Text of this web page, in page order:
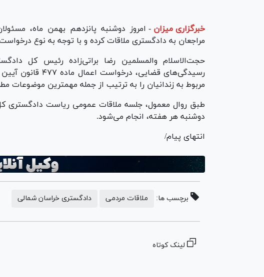
خبرگزاری میزان -
مراجعان به دادگستری ملاقات کرده و با توجه به نوع
حجت‌الاسلام والمسلمین رضا براتی‌زاده رئیس کل
رسیدگی‌های قضایی،
مربوط به زندانیان را به ترتیب از جمله مهمترین موضوعات
طبق روال معمول، جلسه‌ ملاقات عمومی ریاست دادگستری
دوشنبه هر هفته، انجام می‌شود.
انتهای پیام/
برچسب ها: ملاقات مردمی دادگستری خراسان شمالی
لینک کوتاه